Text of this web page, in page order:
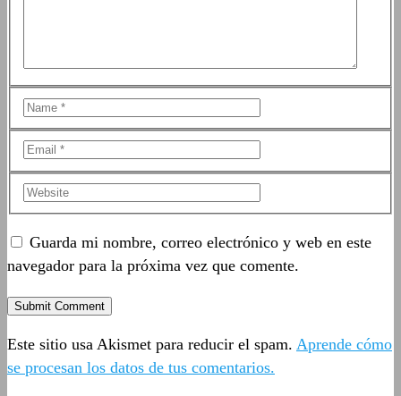
Guarda mi nombre, correo electrónico y web en este
navegador para la próxima vez que comente.
Este sitio usa Akismet para reducir el spam. Aprende cómo
se procesan los datos de tus comentarios.